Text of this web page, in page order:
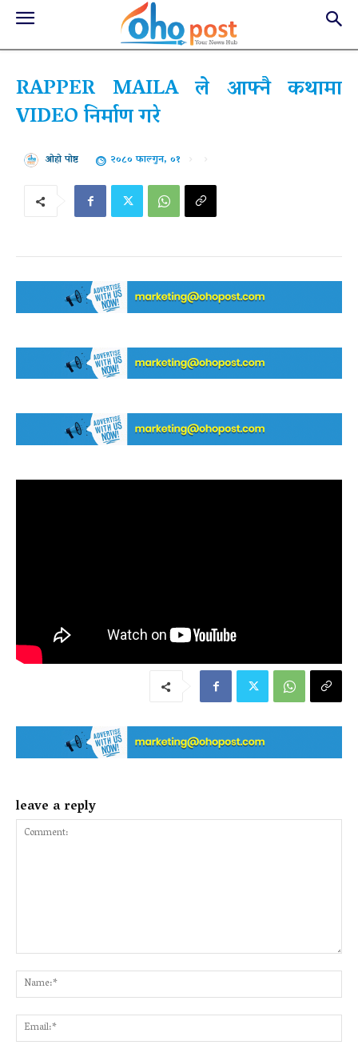
RAPPER MAILA ले आफ्नै कथामा
VIDEO निर्माण गरे
ओहो पोष्ट २०८० फाल्गुन, ०१
leave a reply
Comment: